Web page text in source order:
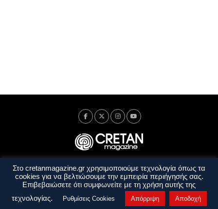
Ταυτότητα Πολιτική Απορρήτου
Όροι Χρήσης
Όροι και Προϋποθέσεις
Στο cretanmagazine.gr χρησιμοποιούμε τεχνολογία όπως τα
cookies για να βελτιώσουμε την εμπειρία περιήγησής σας.
Επιβεβαιώσετε ότι συμφωνείτε με τη χρήση αυτής της
τεχνολογίας.
Ρυθμίσεις Cookies Απόρριψη Αποδοχή